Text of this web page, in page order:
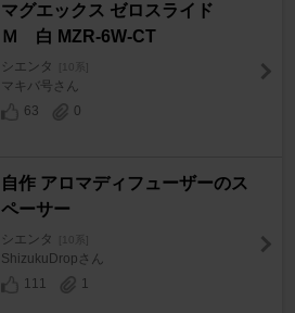
マグエックス ゼロスライド
Ｍ 白 MZR-6W-CT
シエンタ
マキバ号さん
63
0
自作 アロマディフューザーのス
ペーサー
シエンタ
ShizukuDropさん
111
1